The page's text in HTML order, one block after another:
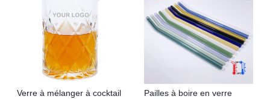
Verre à mélanger à cocktail
Pailles à boire en verre